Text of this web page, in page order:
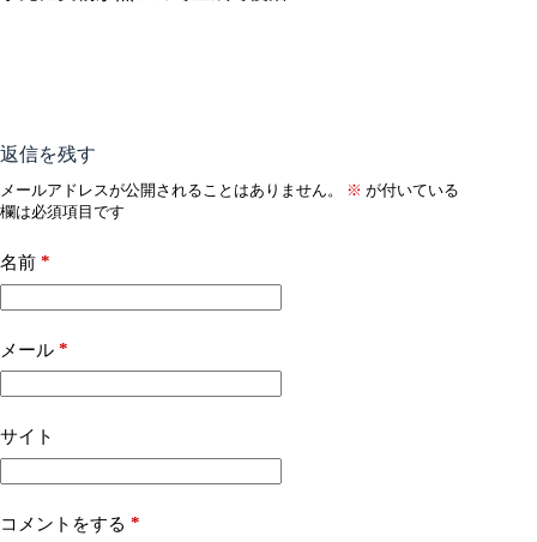
返信を残す
メールアドレスが公開されることはありません。 ※ が付いている
欄は必須項目です
名前 *
メール *
サイト
コメントをする *